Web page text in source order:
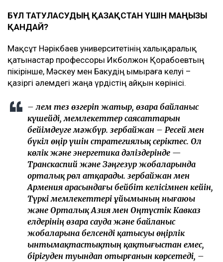
БҰЛ ТАТУЛАСУДЫҢ ҚАЗАҚСТАН ҮШІН МАҢЫЗЫ
ҚАНДАЙ?
Мақсұт Нәрікбаев университетінің халықаралық
қатынастар профессоры Икболжон Қорабоевтың
пікірінше, Мәскеу мен Бакудің ымыраға келуі –
қазіргі әлемдегі жаңа үрдістің айқын көрінісі.
– Әлем тез өзгеріп жатыр, өзара байланыс
күшейді, мемлекеттер саясаттарын
бейімдеуге мәжбүр. Әзербайжан – Ресей мен
бүкіл өңір үшін стратегиялық серіктес. Ол
көлік және энергетика дәліздерінде —
Транскаспий және Зәңгезур жобаларында
орталық рөл атқарады. Әзербайжан мен
Армения арасындағы бейбіт келісімнен кейін,
Түркі мемлекеттері ұйымының нығаюы
және Орталық Азия мен Оңтүстік Кавказ
елдерінің өзара сауда және байланыс
жобаларына белсенді қатысуы өңірлік
ынтымақтастықтың қақтығыстан емес,
бірігуден туындап отырғанын көрсетеді, –